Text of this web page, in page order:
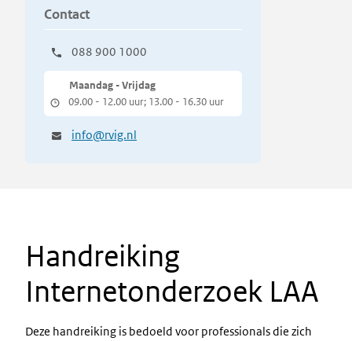
Contact
088 900 1000
Maandag - Vrijdag
09.00 - 12.00 uur; 13.00 - 16.30 uur
info@rvig.nl
Handreiking
Internetonderzoek LAA
Deze handreiking is bedoeld voor professionals die zich